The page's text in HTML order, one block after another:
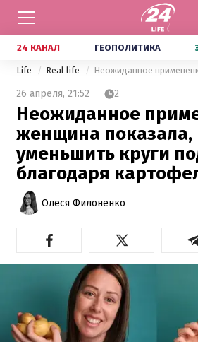
24 КАНАЛ ГЕОПОЛИТИКА
Life Real life
26 апреля, 21:52 2
Неожиданное
женщина показала,
уменьшить круги
благодаря
Олеся Филоненко